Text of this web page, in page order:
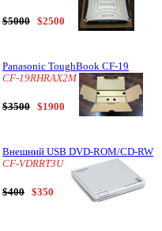
$5000 $2500
Panasonic ToughBook CF-19
CF-19RHRAX2M
$3500 $1900
Внешний USB DVD-ROM/CD-RW
CF-VDRRT3U
$400 $350